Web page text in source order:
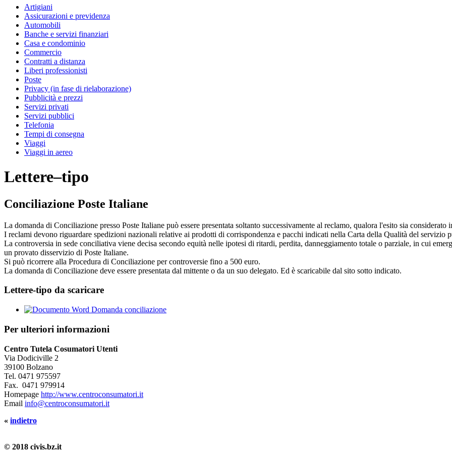
Artigiani
Assicurazioni e previdenza
Automobili
Banche e servizi finanziari
Casa e condominio
Commercio
Contratti a distanza
Liberi professionisti
Poste
Privacy (in fase di rielaborazione)
Pubblicità e prezzi
Servizi privati
Servizi pubblici
Telefonia
Tempi di consegna
Viaggi
Viaggi in aereo
Lettere–tipo
Conciliazione Poste Italiane
La domanda di Conciliazione presso Poste Italiane può essere presentata soltanto successivamente al reclamo, qualora l'esito sia considerato
I reclami devono riguardare spedizioni nazionali relative ai prodotti di corrispondenza e pacchi indicati nella Carta della Qualità del servizio
La controversia in sede conciliativa viene decisa secondo equità nelle ipotesi di ritardi, perdita, danneggiamento totale o parziale, in cui
un provato disservizio di Poste Italiane.
Si può ricorrere alla Procedura di Conciliazione per controversie fino a 500 euro.
La domanda di Conciliazione deve essere presentata dal mittente o da un suo delegato. Ed è scaricabile dal sito sotto indicato.
Lettere-tipo da scaricare
Domanda conciliazione
Per ulteriori informazioni
Centro Tutela Cosumatori Utenti
Via Dodiciville 2
39100 Bolzano
Tel. 0471 975597
Fax. 0471 979914
Homepage http://www.centroconsumatori.it
Email info@centroconsumatori.it
« indietro
© 2018 civis.bz.it